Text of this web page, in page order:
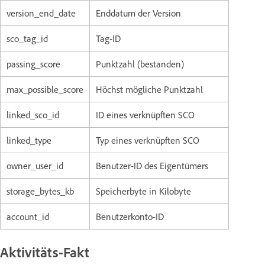
version_end_date Enddatum der Version
sco_tag_id Tag-ID
passing_score Punktzahl (bestanden)
max_possible_score Höchst mögliche Punktzahl
linked_sco_id ID eines verknüpften SCO
linked_type Typ eines verknüpften SCO
owner_user_id Benutzer-ID des Eigentümers
storage_bytes_kb Speicherbyte in Kilobyte
account_id Benutzerkonto-ID
Aktivitäts-Fakt